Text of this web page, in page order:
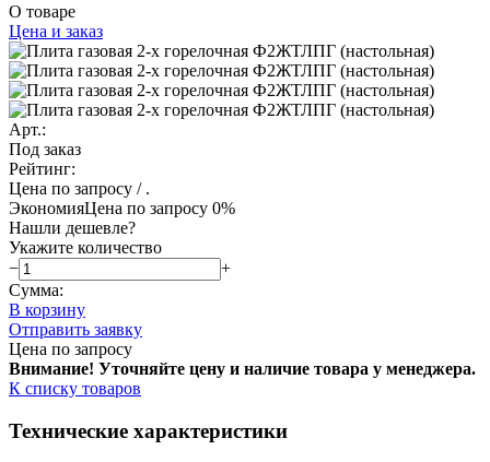
О товаре
Цена и заказ
Арт.:
Под заказ
Рейтинг:
Цена по запросу / .
ЭкономияЦена по запросу 0%
Нашли дешевле?
Укажите количество
−
+
Сумма:
В корзину
Отправить заявку
Цена по запросу
Внимание! Уточняйте цену и наличие товара у менеджера.
К списку товаров
Технические характеристики